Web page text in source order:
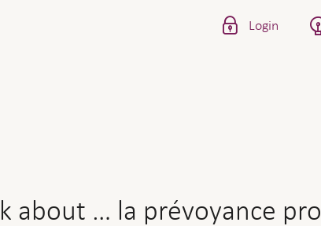
Login
about … la prévoyance